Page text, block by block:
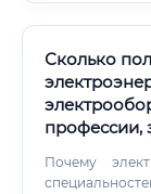
Сколько
профессии,
Почему